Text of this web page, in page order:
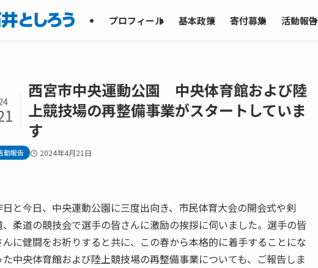
プロフィール 基本政策 寄付募集 活動報告
西宮市中央運動公園 中央体育館および陸
上競技場の再整備事業がスタートしていま
す
動報告 2024年4月21日
日と今日、中央運動公園に三度出向き、市民体育大会の開会式や剣
、柔道の競技会で選手の皆さんに激励の挨拶に伺いました。選手の皆
んに健闘をお祈りすると共に、この春から本格的に着手することにな
た中央体育館および陸上競技場の再整備事業についても、ご報告しま